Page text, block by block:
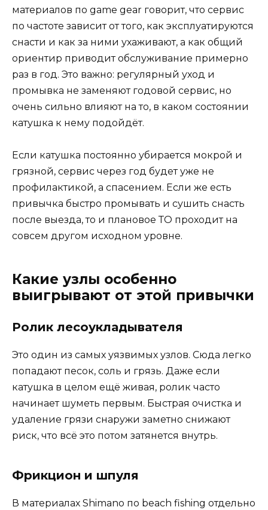
материалов по game gear говорит, что сервис
по частоте зависит от того, как эксплуатируются
снасти и как за ними ухаживают, а как общий
ориентир приводит обслуживание примерно
раз в год. Это важно: регулярный уход и
промывка не заменяют годовой сервис, но
очень сильно влияют на то, в каком состоянии
катушка к нему подойдёт.
Если катушка постоянно убирается мокрой и
грязной, сервис через год будет уже не
профилактикой, а спасением. Если же есть
привычка быстро промывать и сушить снасть
после выезда, то и плановое ТО проходит на
совсем другом исходном уровне.
Какие узлы особенно
выигрывают от этой привычки
Ролик лесоукладывателя
Это один из самых уязвимых узлов. Сюда легко
попадают песок, соль и грязь. Даже если
катушка в целом ещё живая, ролик часто
начинает шуметь первым. Быстрая очистка и
удаление грязи снаружи заметно снижают
риск, что всё это потом затянется внутрь.
Фрикцион и шпуля
В материалах Shimano по beach fishing отдельно